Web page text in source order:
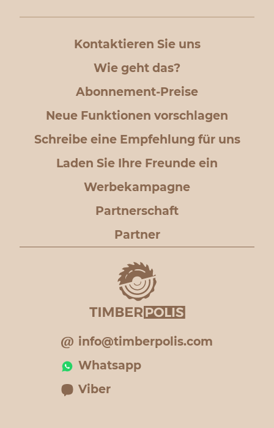
Kontaktieren Sie uns
Wie geht das?
Abonnement-Preise
Neue Funktionen vorschlagen
Schreibe eine Empfehlung für uns
Laden Sie Ihre Freunde ein
Werbekampagne
Partnerschaft
Partner
info@timberpolis.com
Whatsapp
Viber